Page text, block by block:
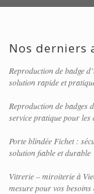
Nos derniers
Reproduction de badge
solution rapide et
Reproduction de badges
service pratique pour les
Porte blindée Fichet :
solution fiable et durable
Vitrerie – miroiterie à
mesure pour vos besoins